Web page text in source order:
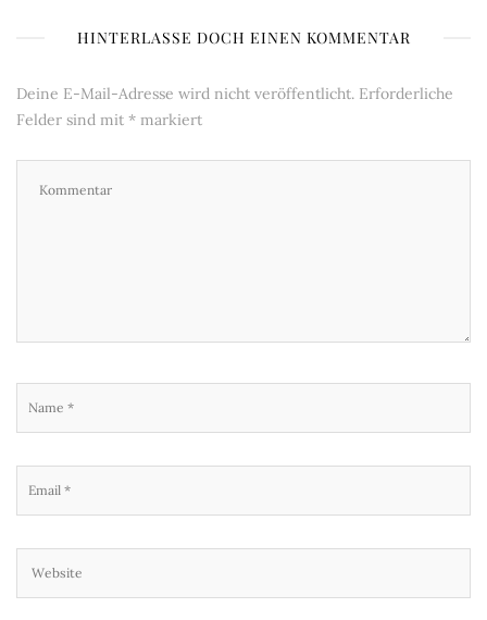
HINTERLASSE DOCH EINEN KOMMENTAR
Deine E-Mail-Adresse wird nicht veröffentlicht. Erforderliche
Felder sind mit * markiert